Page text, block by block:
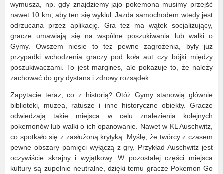
wymusza, np. gdy znajdziemy jajo pokemona musimy przejść
nawet 10 km, aby ten się wykluł. Jazda samochodem wtedy jest
odrzucana przez aplikację. Gra też ma wątek socjalizujący,
gracze umawiają się na wspólne poszukiwania lub walki o
Gymy. Owszem niesie to też pewne zagrożenia, były już
przypadki wchodzenia graczy pod koła aut czy bójki między
poszukiwaczami. To jest margines, ale pokazuje to, że należy
zachować do gry dystans i zdrowy rozsądek.
Zapytacie teraz, co z historią? Otóż Gymy stanowią głównie
biblioteki, muzea, ratusze i inne historyczne obiekty. Gracze
odwiedzają takie miejsca w celu znalezienia kolejnych
pokemonów lub walki o ich opanowanie. Nawet w KL Auschwitz,
co spotkało się z zasłużoną krytyką. Myślę, że twórcy z czasem
pewne obszary pamięci wyłączą z gry. Przykład Auschwitz jest
oczywiście skrajny i wyjątkowy. W pozostałej części miejsca
kultury są zupełnie neutralne, dzięki temu gracze Pokemon Go